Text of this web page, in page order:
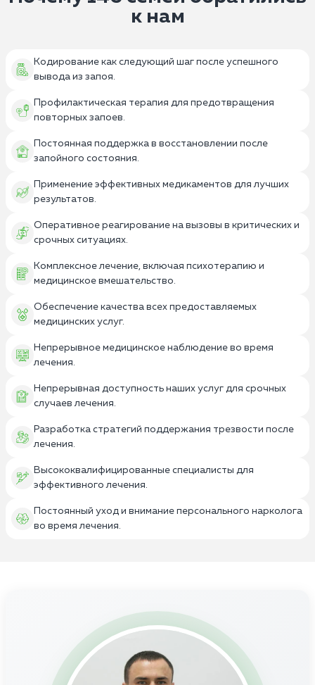
к нам
Кодирование как следующий шаг после успешного
вывода из запоя.
Профилактическая терапия для предотвращения
повторных запоев.
Постоянная поддержка в восстановлении после
запойного состояния.
Применение эффективных медикаментов для лучших
результатов.
Оперативное реагирование на вызовы в критических и
срочных ситуациях.
Комплексное лечение, включая психотерапию и
медицинское вмешательство.
Обеспечение качества всех предоставляемых
медицинских услуг.
Непрерывное медицинское наблюдение во время
лечения.
Непрерывная доступность наших услуг для срочных
случаев лечения.
Разработка стратегий поддержания трезвости после
лечения.
Высококвалифицированные специалисты для
эффективного лечения.
Постоянный уход и внимание персонального нарколога
во время лечения.